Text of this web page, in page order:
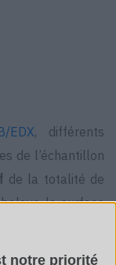
notre priorité
EDX, différents
de l’échantillon
de la totalité de
la surface
matière